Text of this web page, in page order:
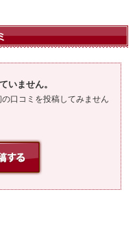
いません。
口コミを投稿してみません